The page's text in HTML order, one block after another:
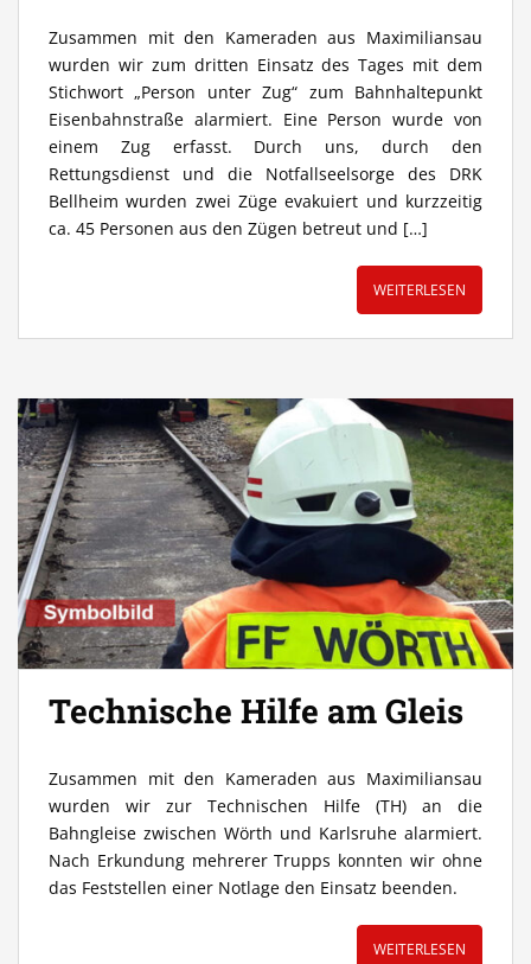
Zusammen mit den Kameraden aus Maximiliansau
wurden wir zum dritten Einsatz des Tages mit dem
Stichwort „Person unter Zug“ zum Bahnhaltepunkt
Eisenbahnstraße alarmiert. Eine Person wurde von
einem Zug erfasst. Durch uns, durch den
Rettungsdienst und die Notfallseelsorge des DRK
Bellheim wurden zwei Züge evakuiert und kurzzeitig
ca. 45 Personen aus den Zügen betreut und […]
WEITERLESEN
Technische Hilfe am Gleis
Zusammen mit den Kameraden aus Maximiliansau
wurden wir zur Technischen Hilfe (TH) an die
Bahngleise zwischen Wörth und Karlsruhe alarmiert.
Nach Erkundung mehrerer Trupps konnten wir ohne
das Feststellen einer Notlage den Einsatz beenden.
WEITERLESEN